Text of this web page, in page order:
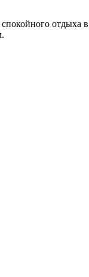
отдыха